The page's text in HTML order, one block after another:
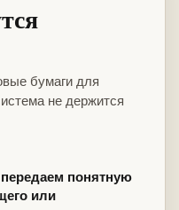
бумаги для
не держится
понятную
или